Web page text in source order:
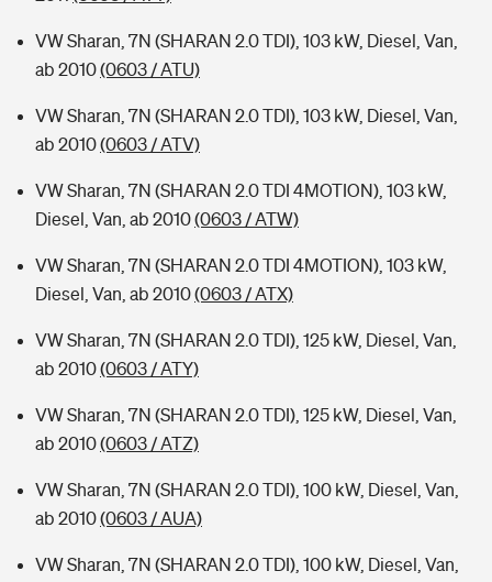
VW Sharan, 7N (SHARAN 2.0 TDI), 103 kW, Diesel, Van,
ab 2010(0603 / ATU)
VW Sharan, 7N (SHARAN 2.0 TDI), 103 kW, Diesel, Van,
ab 2010(0603 / ATV)
VW Sharan, 7N (SHARAN 2.0 TDI 4MOTION), 103 kW,
Diesel, Van, ab 2010(0603 / ATW)
VW Sharan, 7N (SHARAN 2.0 TDI 4MOTION), 103 kW,
Diesel, Van, ab 2010(0603 / ATX)
VW Sharan, 7N (SHARAN 2.0 TDI), 125 kW, Diesel, Van,
ab 2010(0603 / ATY)
VW Sharan, 7N (SHARAN 2.0 TDI), 125 kW, Diesel, Van,
ab 2010(0603 / ATZ)
VW Sharan, 7N (SHARAN 2.0 TDI), 100 kW, Diesel, Van,
ab 2010(0603 / AUA)
VW Sharan, 7N (SHARAN 2.0 TDI), 100 kW, Diesel, Van,